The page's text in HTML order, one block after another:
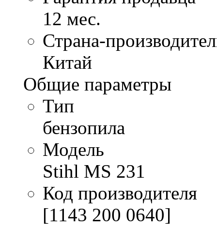
12 мес.
Страна-
Китай
Общие параметры
Тип
бензопила
Модель
Stihl MS 231
Код производителя
[1143 200 0640]